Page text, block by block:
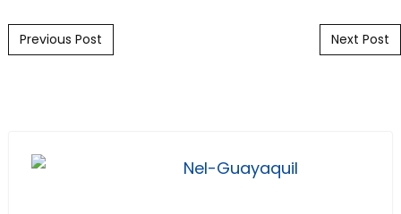
Post navigation
Previous Post Next Post
Nel-Guayaquil